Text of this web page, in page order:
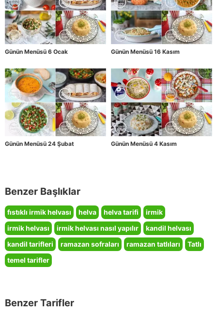
Günün Menüsü 6 Ocak Günün Menüsü 16 Kasım
Günün Menüsü 24 Şubat Günün Menüsü 4 Kasım
Benzer Başlıklar
fıstıklı irmik helvası helva helva tarifi
irmik
irmik helvası
irmik helvası nasıl yapılır
kandil helvası
kandil tarifleri
ramazan sofraları ramazan tatlıları
Tatlı
temel tarifler
Benzer Tarifler